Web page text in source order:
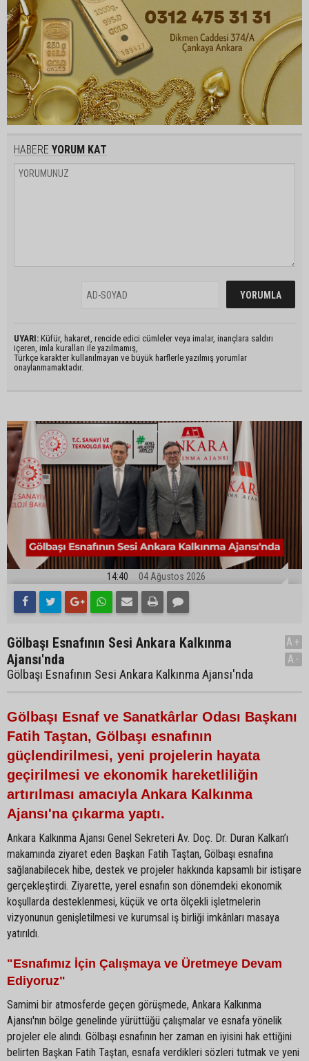
HABERE YORUM KAT
UYARI: Küfür, hakaret, rencide edici cümleler veya imalar, inançlara saldırı
içeren, imla kuralları ile yazılmamış,
Türkçe karakter kullanılmayan ve büyük harflerle yazılmış yorumlar
onaylanmamaktadır.
14:40 04 Ağustos 2026
Gölbaşı Esnafının Sesi Ankara Kalkınma
Ajansı'nda
Gölbaşı Esnafının Sesi Ankara Kalkınma Ajansı'nda
A+
A-
Gölbaşı Esnaf ve Sanatkârlar Odası Başkanı
Fatih Taştan, Gölbaşı esnafının
güçlendirilmesi, yeni projelerin hayata
geçirilmesi ve ekonomik hareketliliğin
artırılması amacıyla Ankara Kalkınma
Ajansı'na çıkarma yaptı.
Ankara Kalkınma Ajansı Genel Sekreteri Av. Doç. Dr. Duran Kalkan’ı
makamında ziyaret eden Başkan Fatih Taştan, Gölbaşı esnafına
sağlanabilecek hibe, destek ve projeler hakkında kapsamlı bir istişare
gerçekleştirdi. Ziyarette, yerel esnafın son dönemdeki ekonomik
koşullarda desteklenmesi, küçük ve orta ölçekli işletmelerin
vizyonunun genişletilmesi ve kurumsal iş birliği imkânları masaya
yatırıldı.
"Esnafımız İçin Çalışmaya ve Üretmeye Devam
Ediyoruz"
Samimi bir atmosferde geçen görüşmede, Ankara Kalkınma
Ajansı'nın bölge genelinde yürüttüğü çalışmalar ve esnafa yönelik
projeler ele alındı. Gölbaşı esnafının her zaman en iyisini hak ettiğini
belirten Başkan Fatih Taştan, esnafa verdikleri sözleri tutmak ve yeni